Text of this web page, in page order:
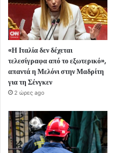
«Η Ιταλία δεν δέχεται
τελεσίγραφα από το εξωτερικό»,
απαντά η Μελόνι στην Μαδρίτη
για τη Σένγκεν
2 ώρες ago